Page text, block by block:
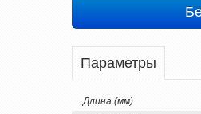
Параметры
Длина (мм)